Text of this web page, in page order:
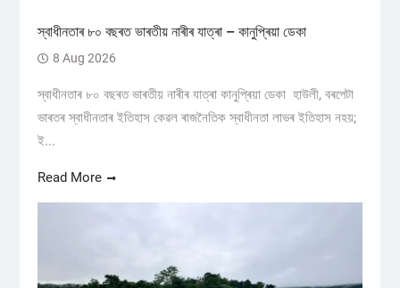
স্বাধীনতাৰ ৮০ বছৰত ভাৰতীয় নাৰীৰ যাত্ৰা – কানুপ্ৰিয়া ডেকা
8 Aug 2026
স্বাধীনতাৰ ৮০ বছৰত ভাৰতীয় নাৰীৰ যাত্ৰা কানুপ্ৰিয়া ডেকা হাউলী, বৰপেটা
ভাৰতৰ স্বাধীনতাৰ ইতিহাস কেৱল ৰাজনৈতিক স্বাধীনতা লাভৰ ইতিহাস নহয়;
ই...
Read More